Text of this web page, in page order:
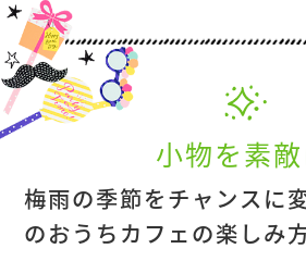
小物を素
梅雨の季節をチャンスに
のおうちカフェの楽しみ